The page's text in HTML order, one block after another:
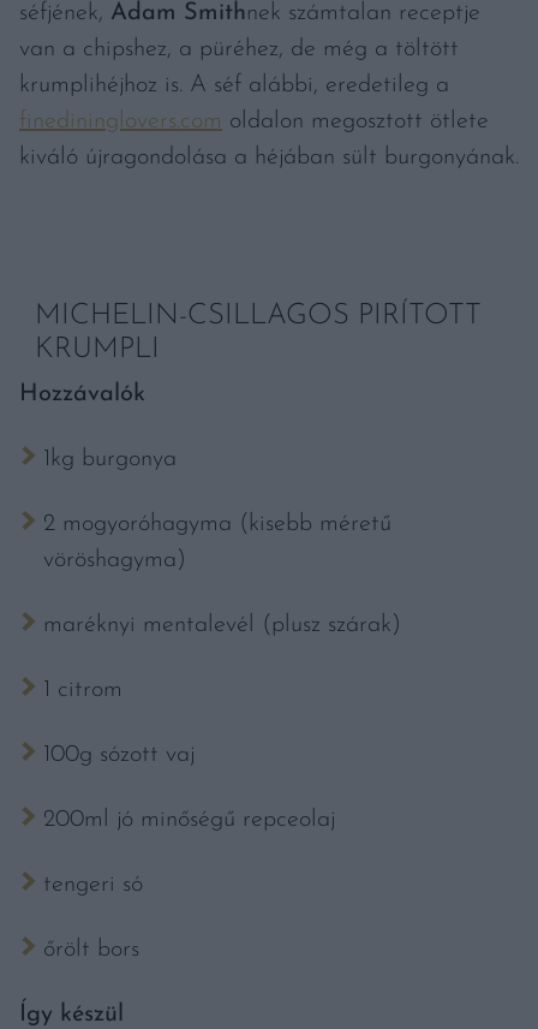
séfjének, Adam Smithnek számtalan receptje
van a chipshez, a püréhez, de még a töltött
krumplihéjhoz is. A séf alábbi, eredetileg a
finedininglovers.com oldalon megosztott ötlete
kiváló újragondolása a héjában sült burgonyának.
MICHELIN-CSILLAGOS PIRÍTOTT
KRUMPLI
Hozzávalók
1kg burgonya
2 mogyoróhagyma (kisebb méretű
vöröshagyma)
maréknyi mentalevél (plusz szárak)
1 citrom
100g sózott vaj
200ml jó minőségű repceolaj
tengeri só
őrölt bors
Így készül